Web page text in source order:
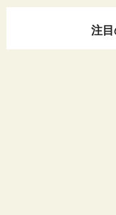
注